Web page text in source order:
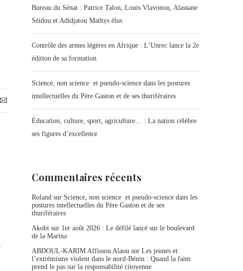
Bureau du Sénat : Patrice Talon, Louis Vlavonou, Alassane
Séidou et Adidjatou Mathys élus
Contrôle des armes légères en Afrique : L’Unrec lance la 2e
édition de sa formation
Science, non science et pseudo-science dans les postures
intellectuelles du Père Gaston et de ses thuriféraires
Éducation, culture, sport, agriculture… : La nation célèbre
ses figures d’excellence
Commentaires récents
Roland sur Science, non science et pseudo-science dans les
postures intellectuelles du Père Gaston et de ses
thuriféraires
Akobi sur 1er août 2026 : Le défilé lancé sur le boulevard
de la Marina
ABDOUL-KARIM Affissou Alaou sur Les jeunes et
l’extrémisme violent dans le nord-Bénin : Quand la faim
prend le pas sur la responsabilité citoyenne